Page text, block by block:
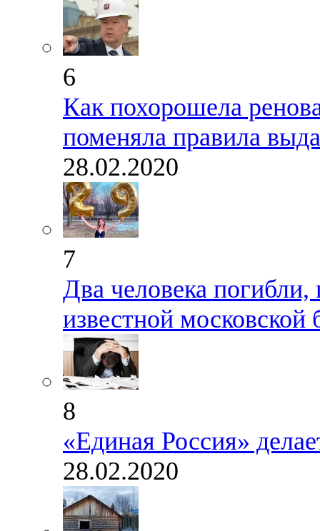
6
Как похорошела
поменяла правила
28.02.2020
7
Два человека погибли,
известной московской
8
«Единая Россия»
28.02.2020